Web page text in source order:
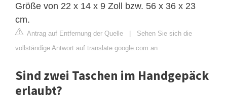
Größe von 22 x 14 x 9 Zoll bzw. 56 x 36 x 23
cm.
Antrag auf Entfernung der Quelle | Sehen Sie sich die
vollständige Antwort auf translate.google.com an
Sind zwei Taschen im Handgepäck
erlaubt?